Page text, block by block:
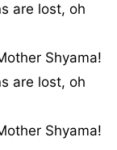
are lost, oh
Shyama!
are lost, oh
Shyama!